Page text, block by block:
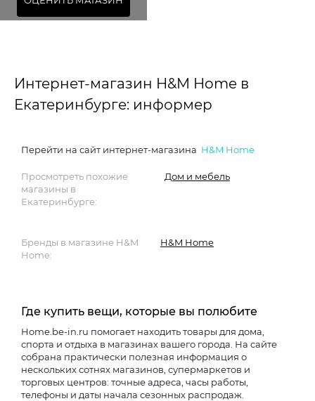
Интернет-магазин H&M Home в
Екатеринбурге: информер
Перейти на сайт интернет-магазина H&M Home
Просмотреть похожие
магазины в
Екатеринбурге:
Дом и мебель
Бренды в магазине H&M
Home:
H&M Home
Где купить вещи, которые вы полюбите
Home.be-in.ru помогает находить товары для дома,
спорта и отдыха в магазинах вашего города. На сайте
собрана практически полезная информация о
нескольких сотнях магазинов, супермаркетов и
торговых центров: точные адреса, часы работы,
телефоны и даты начала сезонных распродаж.